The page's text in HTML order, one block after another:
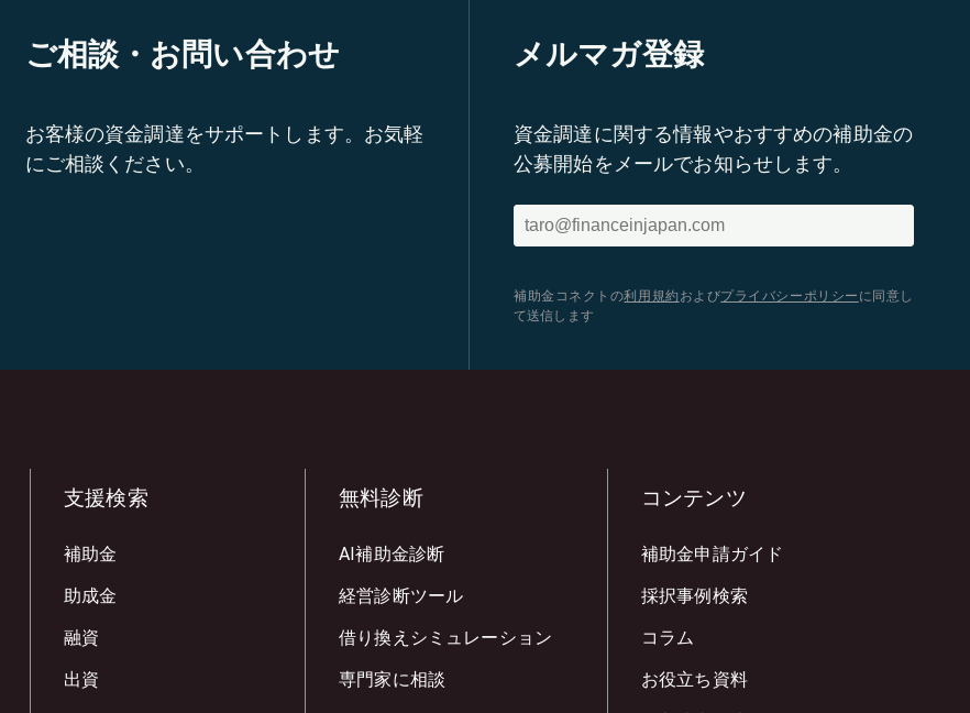
ご相談・お問い合わせ
お客様の資金調達をサポートします。お気軽
にご相談ください。
メルマガ登録
資金調達に関する情報やおすすめの補助金の
公募開始をメールでお知らせします。
補助金コネクトの利用規約 およびプライバシーポリシー に同意し
て送信します
支援検索
補助金
助成金
融資
出資
無料診断
AI補助金診断
経営診断ツール
借り換えシミュレーション
専門家に相談
コンテンツ
補助金申請ガイド
採択事例検索
コラム
お役立ち資料